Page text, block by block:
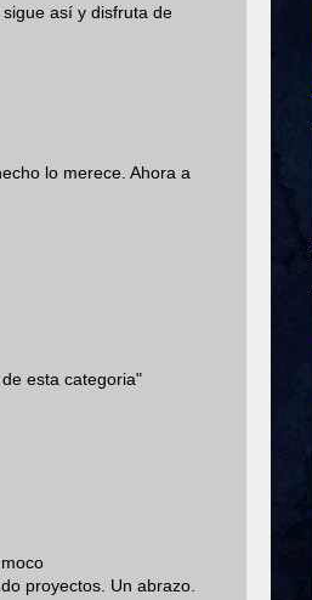
así y disfruta de
lo merece. Ahora a
esta categoria"
proyectos. Un abrazo.